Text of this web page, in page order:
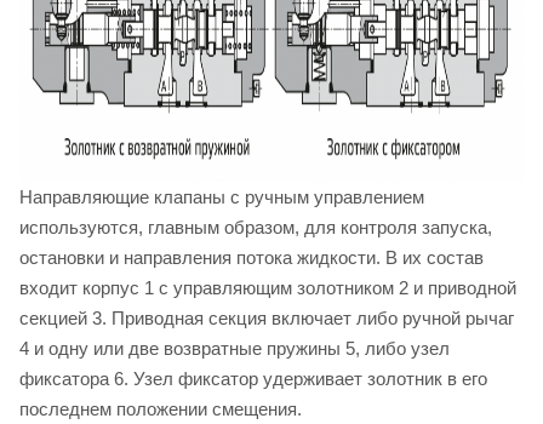
Направляющие клапаны с ручным управлением
используются, главным образом, для контроля запуска,
остановки и направления потока жидкости. В их состав
входит корпус 1 с управляющим золотником 2 и приводной
секцией 3. Приводная секция включает либо ручной рычаг
4 и одну или две возвратные пружины 5, либо узел
фиксатора 6. Узел фиксатор удерживает золотник в его
последнем положении смещения.